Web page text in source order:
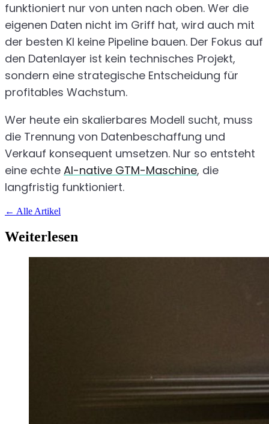
funktioniert nur von unten nach oben. Wer die
eigenen Daten nicht im Griff hat, wird auch mit
der besten KI keine Pipeline bauen. Der Fokus auf
den Datenlayer ist kein technisches Projekt,
sondern eine strategische Entscheidung für
profitables Wachstum.
Wer heute ein skalierbares Modell sucht, muss
die Trennung von Datenbeschaffung und
Verkauf konsequent umsetzen. Nur so entsteht
eine echte AI-native GTM-Maschine, die
langfristig funktioniert.
← Alle Artikel
Weiterlesen